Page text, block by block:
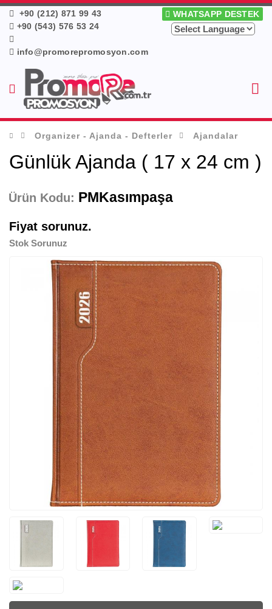
+90 (212) 871 99 43
+90 (543) 576 53 24
info@promorepromosyon.com
WHATSAPP DESTEK
Organizer - Ajanda - Defterler Ajandalar
Günlük Ajanda ( 17 x 24 cm )
Ürün Kodu: PMKasımpaşa
Fiyat sorunuz.
Stok Sorunuz